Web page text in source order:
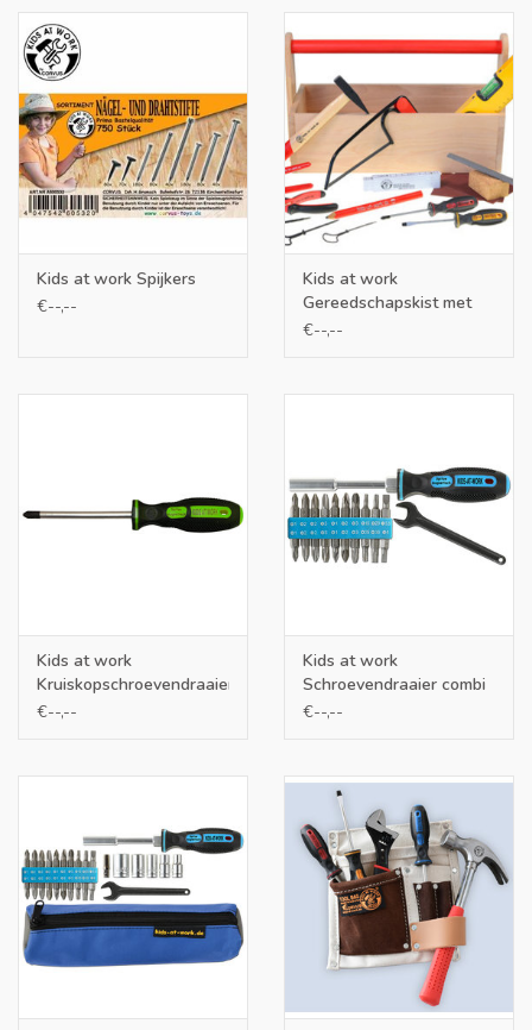
Kids at work Spijkers
€--,--
Kids at work
Gereedschapskist met
inhoud
€--,--
Kids at work
Kruiskopschroevendraaier
PH3
€--,--
Kids at work
Schroevendraaier combi
set
€--,--